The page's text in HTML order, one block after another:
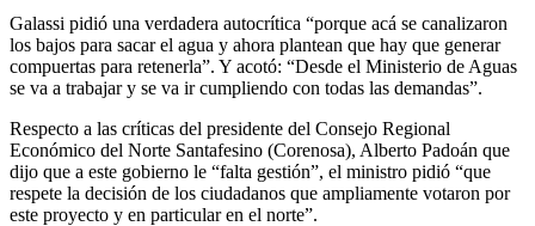
Galassi pidió una verdadera autocrítica “porque acá se canalizaron
los bajos para sacar el agua y ahora plantean que hay que generar
compuertas para retenerla”. Y acotó: “Desde el Ministerio de Aguas
se va a trabajar y se va ir cumpliendo con todas las demandas”.
Respecto a las críticas del presidente del Consejo Regional
Económico del Norte Santafesino (Corenosa), Alberto Padoán que
dijo que a este gobierno le “falta gestión”, el ministro pidió “que
respete la decisión de los ciudadanos que ampliamente votaron por
este proyecto y en particular en el norte”.